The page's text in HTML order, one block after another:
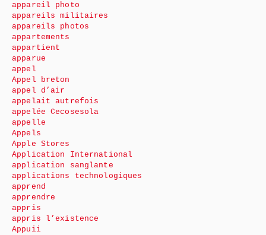
appareil photo
appareils militaires
appareils photos
appartements
appartient
apparue
appel
Appel breton
appel d’air
appelait autrefois
appelée Cecosesola
appelle
Appels
Apple Stores
Application International
application sanglante
applications technologiques
apprend
apprendre
appris
appris l’existence
Appuii